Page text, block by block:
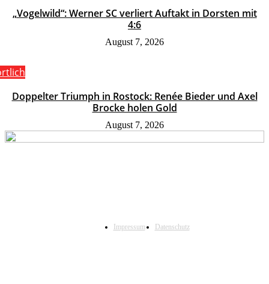
„Vogelwild“: Werner SC verliert Auftakt in Dorsten mit
4:6
August 7, 2026
Doppelter Triumph in Rostock: Renée Bieder und Axel
Brocke holen Gold
August 7, 2026
Impressum Datenschutz